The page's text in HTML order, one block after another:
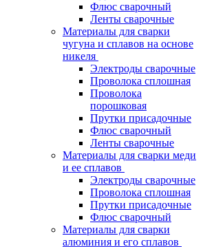
Флюс сварочный
Ленты сварочные
Материалы для сварки
чугуна и сплавов на основе
никеля
Электроды сварочные
Проволока сплошная
Проволока
порошковая
Прутки присадочные
Флюс сварочный
Ленты сварочные
Материалы для сварки меди
и ее сплавов
Электроды сварочные
Проволока сплошная
Прутки присадочные
Флюс сварочный
Материалы для сварки
алюминия и его сплавов